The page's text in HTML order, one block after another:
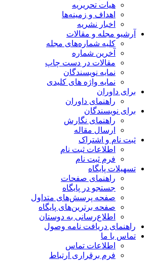
هیات تحریریه
اهداف و زمینه‌ها
اخبار نشریه
آرشیو مجله و مقالات
کلیه شماره‌های مجله
آخرین شماره
مقالات در دست چاپ
نمایه نویسندگان
نمایه واژه های کلیدی
برای داوران
راهنمای داوران
برای نویسندگان
راهنمای نگارش
ارسال مقاله
ثبت نام و اشتراک
اطلاعات ثبت نام
فرم ثبت نام
تسهیلات پایگاه
راهنمای صفحات
جستجو در پایگاه
صفحه پرسش‌های متداول
صفحه برترین‌های پایگاه
اطلاع‌رسانی به دوستان
راهنمای دریافت نامه وصول
تماس با ما
اطلاعات تماس
فرم برقراری ارتباط